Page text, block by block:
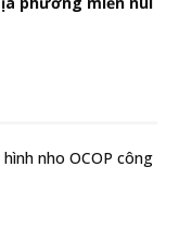
nho OCOP công